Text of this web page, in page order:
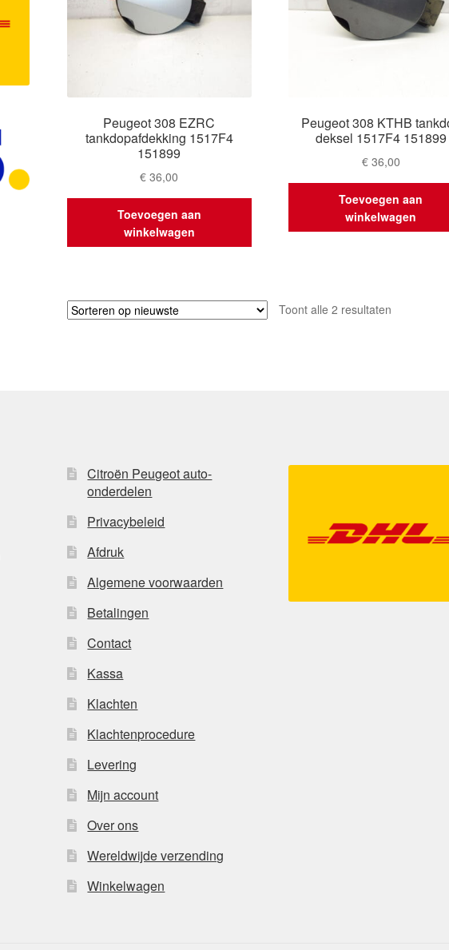
Peugeot 308 EZRC
tankdopafdekking 1517F4
151899
€ 36,00
Toevoegen aan
winkelwagen
Peugeot 308 KTHB
deksel 1517F4 151899
€36,00
Toevoegen aan
winkelwagen
Toont alle 2 resultatenGesorteerd
Citroën Peugeot auto-
onderdelen
Privacybeleid
Afdruk
Algemene voorwaarden
Betalingen
Contact
Kassa
Klachten
Klachtenprocedure
Levering
Mijn account
Over ons
Wereldwijde verzending
Winkelwagen